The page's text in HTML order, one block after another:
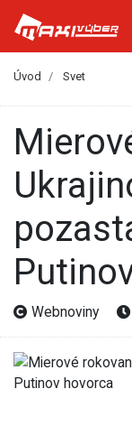
Úvod Svet
Mierové rokovania s
Webnoviny